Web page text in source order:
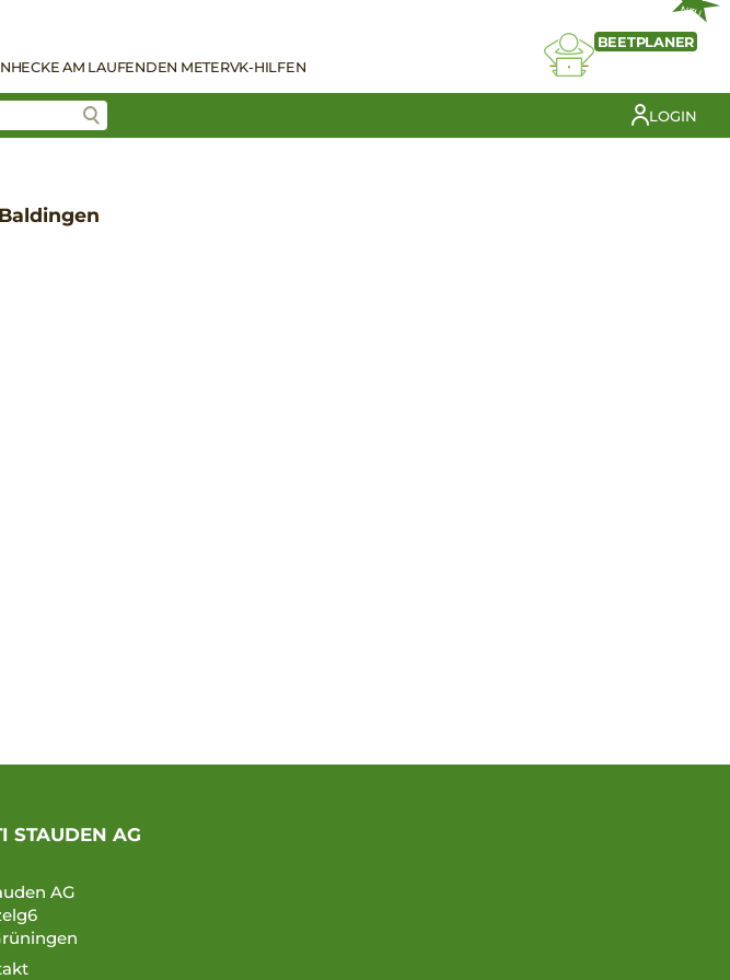
HECKE AM LAUFENDEN METERVK-HILFEN
NEU
BEETPLANER
LOGIN
STAUDEN AG
AG